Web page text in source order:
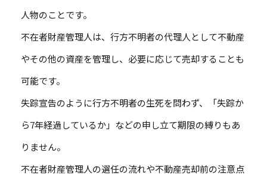
人物のことです。
不在者財産管理人は、行方不明者の代理人として不動産
やその他の資産を管理し、必要に応じて売却することも
可能です。
失踪宣告のように行方不明者の生死を問わず、「失踪か
ら7年経過しているか」などの申し立て期限の縛りもあ
りません。
不在者財産管理人の選任の流れや不動産売却前の注意点